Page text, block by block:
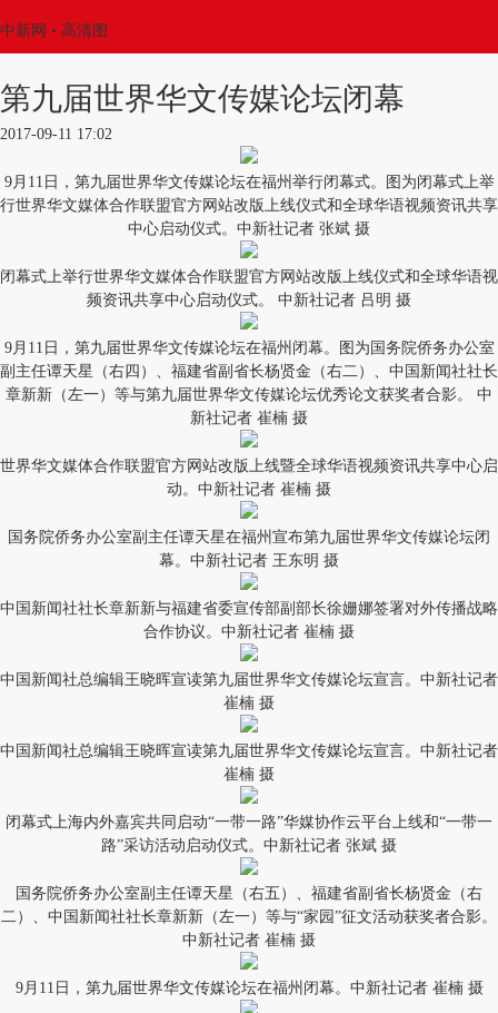
中新网 • 高清图
第九届世界华文传媒论坛闭幕
2017-09-11 17:02
9月11日，第九届世界华文传媒论坛在福州举行闭幕式。图为闭幕式上举
行世界华文媒体合作联盟官方网站改版上线仪式和全球华语视频资讯共享
中心启动仪式。中新社记者 张斌 摄
闭幕式上举行世界华文媒体合作联盟官方网站改版上线仪式和全球华语视
频资讯共享中心启动仪式。 中新社记者 吕明 摄
9月11日，第九届世界华文传媒论坛在福州闭幕。图为国务院侨务办公室
副主任谭天星（右四）、福建省副省长杨贤金（右二）、中国新闻社社长
章新新（左一）等与第九届世界华文传媒论坛优秀论文获奖者合影。 中
新社记者 崔楠 摄
世界华文媒体合作联盟官方网站改版上线暨全球华语视频资讯共享中心启
动。中新社记者 崔楠 摄
国务院侨务办公室副主任谭天星在福州宣布第九届世界华文传媒论坛闭
幕。中新社记者 王东明 摄
中国新闻社社长章新新与福建省委宣传部副部长徐姗娜签署对外传播战略
合作协议。中新社记者 崔楠 摄
中国新闻社总编辑王晓晖宣读第九届世界华文传媒论坛宣言。中新社记者
崔楠 摄
中国新闻社总编辑王晓晖宣读第九届世界华文传媒论坛宣言。中新社记者
崔楠 摄
闭幕式上海内外嘉宾共同启动“一带一路”华媒协作云平台上线和“一带一
路”采访活动启动仪式。中新社记者 张斌 摄
国务院侨务办公室副主任谭天星（右五）、福建省副省长杨贤金（右
二）、中国新闻社社长章新新（左一）等与“家园”征文活动获奖者合影。
中新社记者 崔楠 摄
9月11日，第九届世界华文传媒论坛在福州闭幕。中新社记者 崔楠 摄